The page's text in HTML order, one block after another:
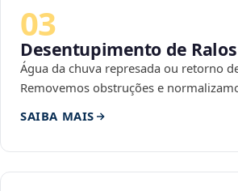
03
Desentupimento de
Água da chuva represada ou retorno
Removemos obstruções e
SAIBA MAIS